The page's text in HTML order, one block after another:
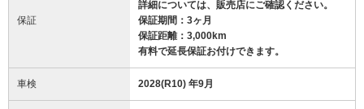
保証
詳細については、販売店にご確認ください。
保証期間：3ヶ月
保証距離：3,000km
有料で延長保証お付けできます。
車検 2028(R10) 年9月